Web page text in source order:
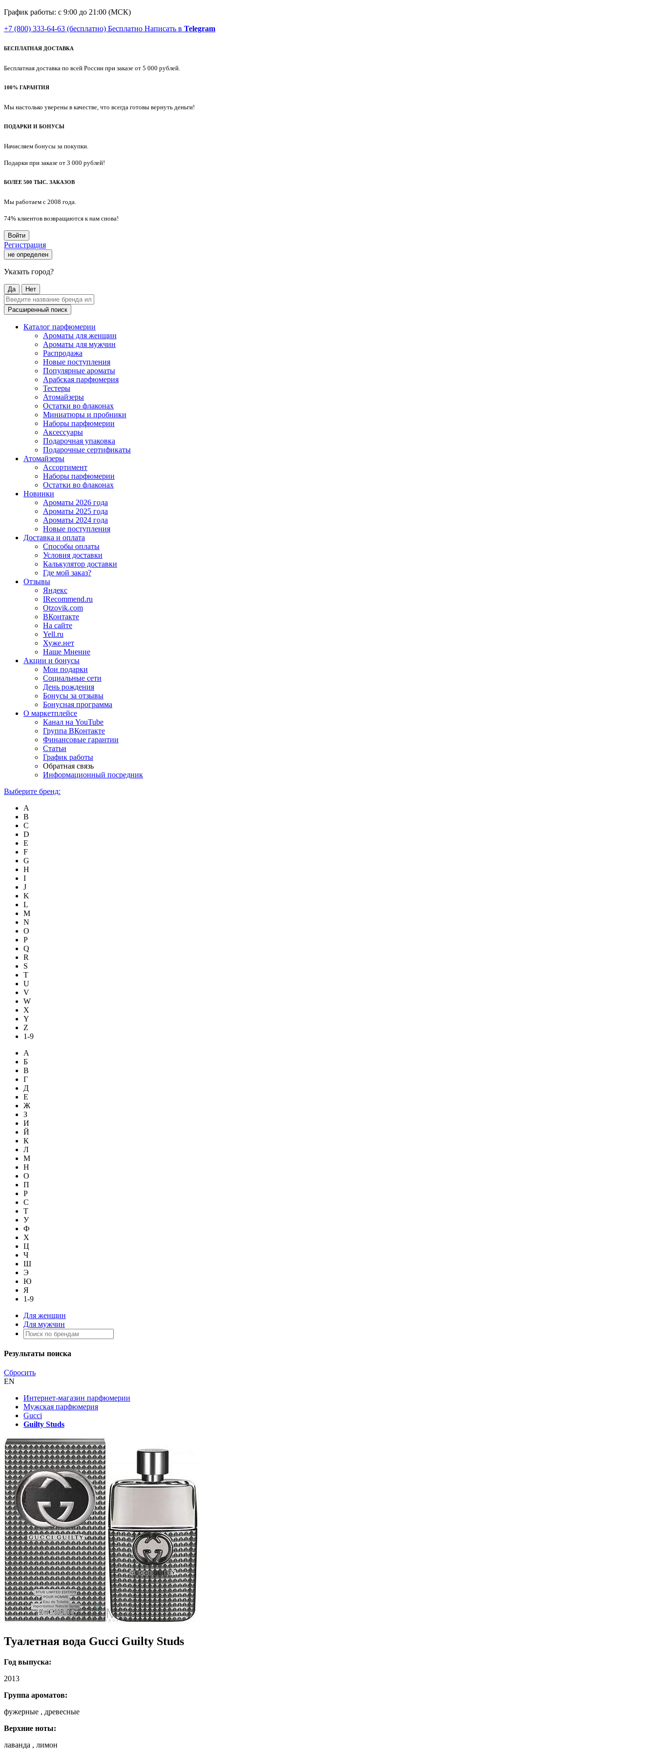
График работы: с 9:00 до 21:00 (МСК)
+7 (800) 333-64-63 (бесплатно) Бесплатно Написать в Telegram
БЕСПЛАТНАЯ ДОСТАВКА
Бесплатная доставка по всей России при заказе от 5 000 рублей.
100% ГАРАНТИЯ
Мы настолько уверены в качестве, что всегда готовы вернуть деньги!
ПОДАРКИ И БОНУСЫ
Начисляем бонусы за покупки.
Подарки при заказе от 3 000 рублей!
БОЛЕЕ 500 ТЫС. ЗАКАЗОВ
Мы работаем с 2008 года.
74% клиентов возвращаются к нам снова!
Войти
Регистрация
не определен
Указать город?
Да Нет
Расширенный поиск
Каталог парфюмерии
Ароматы для женщин
Ароматы для мужчин
Распродажа
Новые поступления
Популярные ароматы
Арабская парфюмерия
Тестеры
Атомайзеры
Остатки во флаконах
Миниатюры и пробники
Наборы парфюмерии
Аксессуары
Подарочная упаковка
Подарочные сертификаты
Атомайзеры
Ассортимент
Наборы парфюмерии
Остатки во флаконах
Новинки
Ароматы 2026 года
Ароматы 2025 года
Ароматы 2024 года
Новые поступления
Доставка и оплата
Способы оплаты
Условия доставки
Калькулятор доставки
Где мой заказ?
Отзывы
Яндекс
IRecommend.ru
Otzovik.com
ВКонтакте
На сайте
Yell.ru
Хуже.нет
Наше Мнение
Акции и бонусы
Мои подарки
Социальные сети
День рождения
Бонусы за отзывы
Бонусная программа
О маркетплейсе
Канал на YouTube
Группа ВКонтакте
Финансовые гарантии
Статьи
График работы
Обратная связь
Информационный посредник
Выберите бренд:
A
B
C
D
E
F
G
H
I
J
K
L
M
N
O
P
Q
R
S
T
U
V
W
X
Y
Z
1-9
А
Б
В
Г
Д
Е
Ж
З
И
Й
К
Л
М
Н
О
П
Р
С
Т
У
Ф
Х
Ц
Ч
Ш
Э
Ю
Я
1-9
Для женщин
Для мужчин
Результаты поиска
Сбросить
EN
Интернет-магазин парфюмерии
Мужская парфюмерия
Gucci
Guilty Studs
Туалетная вода Gucci Guilty Studs
Год выпуска:
2013
Группа ароматов:
фужерные , древесные
Верхние ноты:
лаванда , лимон